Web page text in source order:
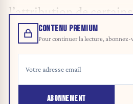
l’attribution de
CONTENU PREMIUM
Pour continuer la lecture, abonnez-
ABONNEMENT